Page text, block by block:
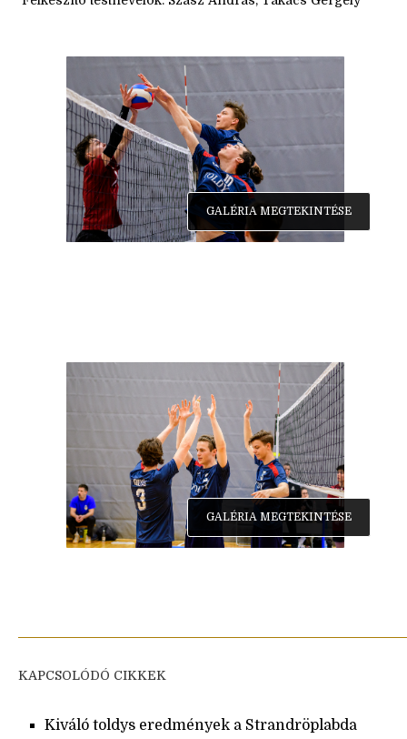
GALÉRIA MEGTEKINTÉSE
GALÉRIA MEGTEKINTÉSE
KAPCSOLÓDÓ CIKKEK
Kiváló toldys eredmények a Strandröplabda